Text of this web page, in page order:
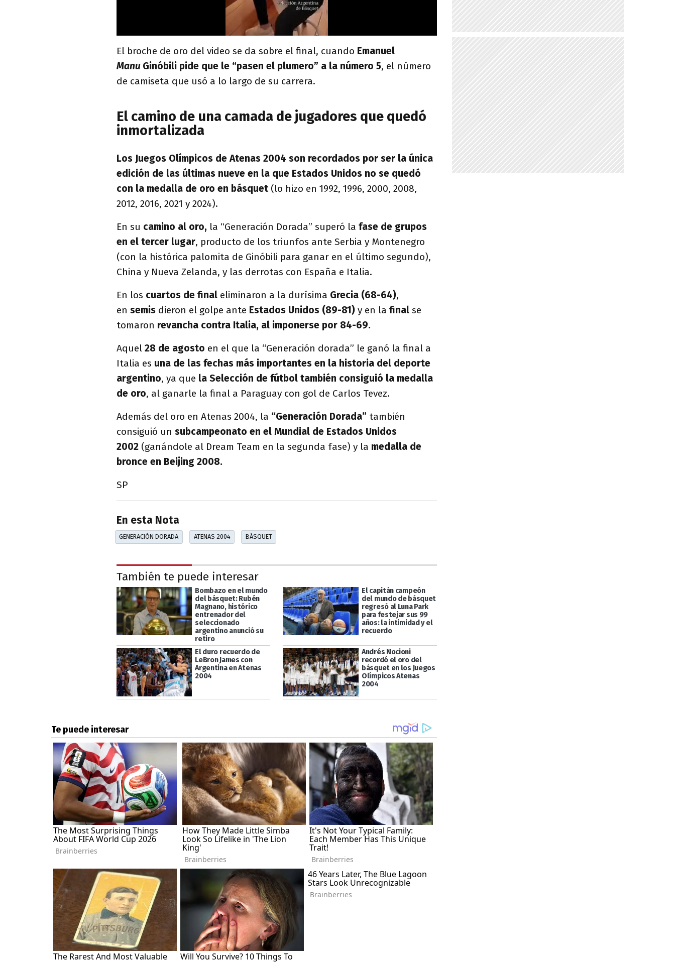
El broche de oro del video se da sobre el final, cuando Emanuel
Manu Ginóbili pide que le “pasen el plumero” a la número 5, el número
de camiseta que usó a lo largo de su carrera.
El camino de una camada de jugadores que quedó
inmortalizada
Los Juegos Olímpicos de Atenas 2004 son recordados por ser la única
edición de las últimas nueve en la que Estados Unidos no se quedó
con la medalla de oro en básquet (lo hizo en 1992, 1996, 2000, 2008,
2012, 2016, 2021 y 2024).
En su camino al oro, la “Generación Dorada” superó la fase de grupos
en el tercer lugar, producto de los triunfos ante Serbia y Montenegro
(con la histórica palomita de Ginóbili para ganar en el último segundo),
China y Nueva Zelanda, y las derrotas con España e Italia.
En los cuartos de final eliminaron a la durísima Grecia (68-64),
en semis dieron el golpe ante Estados Unidos (89-81) y en la final se
tomaron revancha contra Italia, al imponerse por 84-69.
Aquel 28 de agosto en el que la “Generación dorada” le ganó la final a
Italia es una de las fechas más importantes en la historia del deporte
argentino, ya que la Selección de fútbol también consiguió la medalla
de oro, al ganarle la final a Paraguay con gol de Carlos Tevez.
Además del oro en Atenas 2004, la “Generación Dorada” también
consiguió un subcampeonato en el Mundial de Estados Unidos
2002 (ganándole al Dream Team en la segunda fase) y la medalla de
bronce en Beijing 2008.
SP
En esta Nota
GENERACIÓN DORADA ATENAS 2004 BÁSQUET
También te puede interesar
Bombazo en el mundo
del básquet: Rubén
Magnano, histórico
entrenador del
seleccionado
argentino anunció su
retiro
El capitán campeón
del mundo de básquet
regresó al Luna Park
para festejar sus 99
años: la intimidad y el
recuerdo
El duro recuerdo de
LeBron James con
Argentina en Atenas
2004
Andrés Nocioni
recordó el oro del
básquet en los Juegos
Olímpicos Atenas
2004